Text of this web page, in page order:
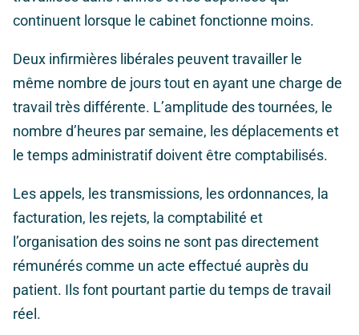
continuent lorsque le cabinet fonctionne moins.
Deux infirmières libérales peuvent travailler le
même nombre de jours tout en ayant une charge de
travail très différente. L’amplitude des tournées, le
nombre d’heures par semaine, les déplacements et
le temps administratif doivent être comptabilisés.
Les appels, les transmissions, les ordonnances, la
facturation, les rejets, la comptabilité et
l’organisation des soins ne sont pas directement
rémunérés comme un acte effectué auprès du
patient. Ils font pourtant partie du temps de travail
réel.